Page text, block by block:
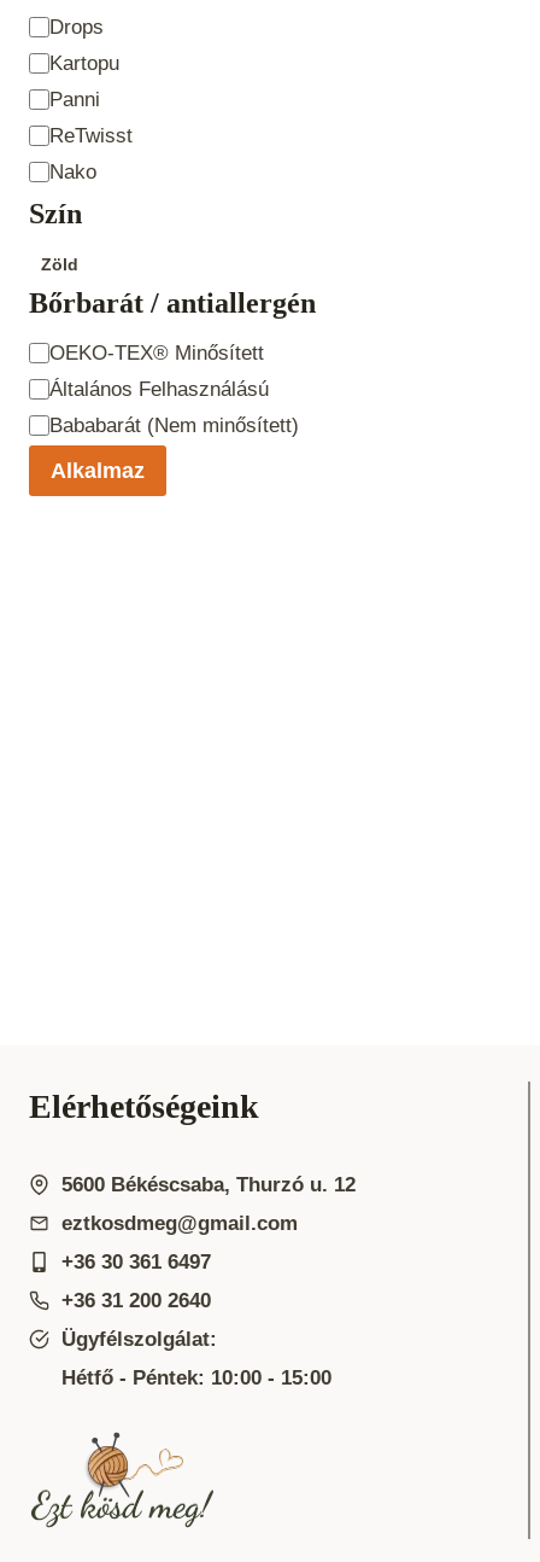
Product
Brand
Drops
Kartopu
Panni
ReTwisst
Nako
Szín
Szín
Zöld
Bőrbarát / antiallergén
Bőrbarát /
antiallergén
OEKO-TEX® Minősített
Általános Felhasználású
Bababarát (Nem minősített)
Alkalmaz
Elérhetőségeink
5600 Békéscsaba, Thurzó u. 12
eztkosdmeg@gmail.com
+36 30 361 6497
+36 31 200 2640
Ügyfélszolgálat:
Hétfő - Péntek: 10:00 - 15:00